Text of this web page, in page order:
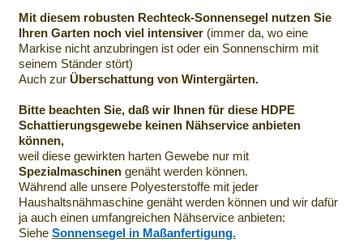
Mit diesem robusten Rechteck-Sonnensegel nutzen Sie
Ihren Garten noch viel intensiver (immer da, wo eine
Markise nicht anzubringen ist oder ein Sonnenschirm mit
seinem Ständer stört)
Auch zur Überschattung von Wintergärten.
Bitte beachten Sie, daß wir Ihnen für diese HDPE
Schattierungsgewebe keinen Nähservice anbieten
können,
weil diese gewirkten harten Gewebe nur mit
Spezialmaschinen genäht werden können.
Während alle unsere Polyesterstoffe mit jeder
Haushaltsnähmaschine genäht werden können und wir dafür
ja auch einen umfangreichen Nähservice anbieten:
Siehe Sonnensegel in Maßanfertigung.